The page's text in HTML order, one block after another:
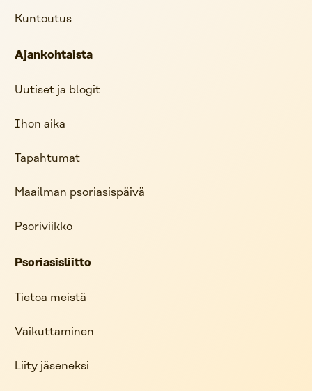
Kuntoutus
Ajankohtaista
Uutiset ja blogit
Ihon aika
Tapahtumat
Maailman psoriasispäivä
Psoriviikko
Psoriasisliitto
Tietoa meistä
Vaikuttaminen
Liity jäseneksi